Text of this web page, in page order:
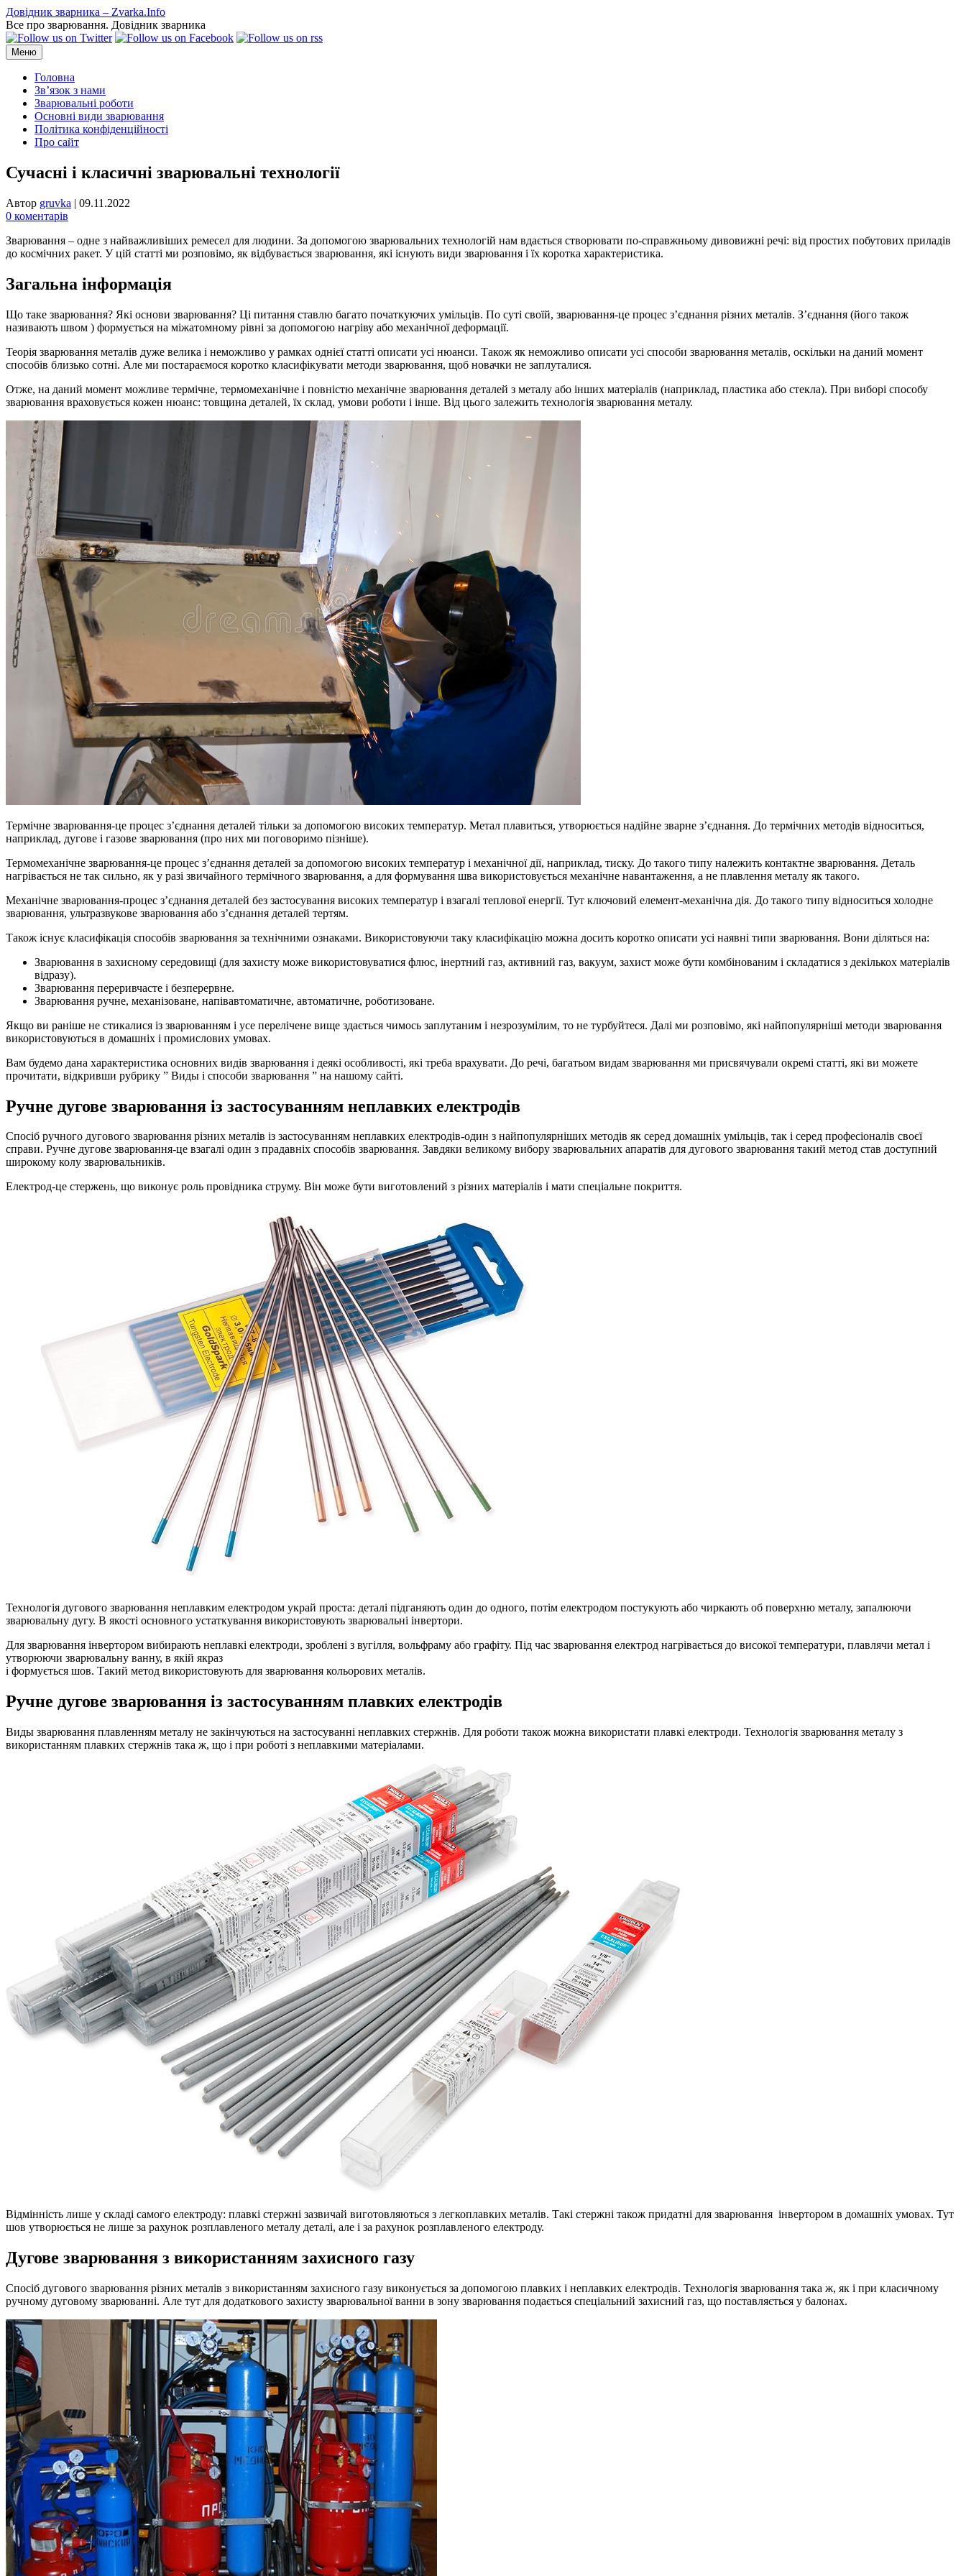
Перейти
до
вмісту
Довідник зварника – Zvarka.Info
Все про зварювання. Довідник зварника
Меню
Головна
Зв’язок з нами
Зварювальні роботи
Основні види зварювання
Політика конфіденційності
Про сайт
Сучасні і класичні зварювальні технології
Автор gruvka | 09.11.2022
0 коментарів
Зварювання – одне з найважливіших ремесел для людини. За допомогою зварювальних технологій нам вдається створювати по-справжньому дивовижні речі: від простих побутових приладів
до космічних ракет. У цій статті ми розповімо, як відбувається зварювання, які існують види зварювання і їх коротка характеристика.
Загальна інформація
Що таке зварювання? Які основи зварювання? Ці питання ставлю багато початкуючих умільців. По суті своїй, зварювання-це процес з’єднання різних металів. З’єднання (його також
називають швом ) формується на міжатомному рівні за допомогою нагріву або механічної деформації.
Теорія зварювання металів дуже велика і неможливо у рамках однієї статті описати усі нюанси. Також як неможливо описати усі способи зварювання металів, оскільки на даний момент
способів близько сотні. Але ми постараємося коротко класифікувати методи зварювання, щоб новачки не заплуталися.
Отже, на даний момент можливе термічне, термомеханічне і повністю механічне зварювання деталей з металу або інших матеріалів (наприклад, пластика або стекла). При виборі способу
зварювання враховується кожен нюанс: товщина деталей, їх склад, умови роботи і інше. Від цього залежить технологія зварювання металу.
Термічне зварювання-це процес з’єднання деталей тільки за допомогою високих температур. Метал плавиться, утворюється надійне зварне з’єднання. До термічних методів відноситься,
наприклад, дугове і газове зварювання (про них ми поговоримо пізніше).
Термомеханічне зварювання-це процес з’єднання деталей за допомогою високих температур і механічної дії, наприклад, тиску. До такого типу належить контактне зварювання. Деталь
нагрівається не так сильно, як у разі звичайного термічного зварювання, а для формування шва використовується механічне навантаження, а не плавлення металу як такого.
Механічне зварювання-процес з’єднання деталей без застосування високих температур і взагалі теплової енергії. Тут ключовий елемент-механічна дія. До такого типу відноситься холодне
зварювання, ультразвукове зварювання або з’єднання деталей тертям.
Також існує класифікація способів зварювання за технічними ознаками. Використовуючи таку класифікацію можна досить коротко описати усі наявні типи зварювання. Вони діляться на:
Зварювання в захисному середовищі (для захисту може використовуватися флюс, інертний газ, активний газ, вакуум, захист може бути комбінованим і складатися з декількох матеріалів
відразу).
Зварювання переривчасте і безперервне.
Зварювання ручне, механізоване, напівавтоматичне, автоматичне, роботизоване.
Якщо ви раніше не стикалися із зварюванням і усе перелічене вище здається чимось заплутаним і незрозумілим, то не турбуйтеся. Далі ми розповімо, які найпопулярніші методи зварювання
використовуються в домашніх і промислових умовах.
Вам будемо дана характеристика основних видів зварювання і деякі особливості, які треба врахувати. До речі, багатьом видам зварювання ми присвячували окремі статті, які ви можете
прочитати, відкривши рубрику ” Виды і способи зварювання ” на нашому сайті.
Ручне дугове зварювання із застосуванням неплавких електродів
Спосіб ручного дугового зварювання різних металів із застосуванням неплавких електродів-один з найпопулярніших методів як серед домашніх умільців, так і серед професіоналів своєї
справи. Ручне дугове зварювання-це взагалі один з прадавніх способів зварювання. Завдяки великому вибору зварювальних апаратів для дугового зварювання такий метод став доступний
широкому колу зварювальників.
Електрод-це стержень, що виконує роль провідника струму. Він може бути виготовлений з різних матеріалів і мати спеціальне покриття.
Технологія дугового зварювання неплавким електродом украй проста: деталі підганяють один до одного, потім електродом постукують або чиркають об поверхню металу, запалюючи
зварювальну дугу. В якості основного устаткування використовують зварювальні інвертори.
Для зварювання інвертором вибирають неплавкі електроди, зроблені з вугілля, вольфраму або графіту. Під час зварювання електрод нагрівається до високої температури, плавлячи метал і
утворюючи зварювальну ванну, в якій якраз
і формується шов. Такий метод використовують для зварювання кольорових металів.
Ручне дугове зварювання із застосуванням плавких електродів
Виды зварювання плавленням металу не закінчуються на застосуванні неплавких стержнів. Для роботи також можна використати плавкі електроди. Технологія зварювання металу з
використанням плавких стержнів така ж, що і при роботі з неплавкими матеріалами.
Відмінність лише у складі самого електроду: плавкі стержні зазвичай виготовляються з легкоплавких металів. Такі стержні також придатні для зварювання інвертором в домашніх умовах. Тут
шов утворюється не лише за рахунок розплавленого металу деталі, але і за рахунок розплавленого електроду.
Дугове зварювання з використанням захисного газу
Спосіб дугового зварювання різних металів з використанням захисного газу виконується за допомогою плавких і неплавких електродів. Технологія зварювання така ж, як і при класичному
ручному дуговому зварюванні. Але тут для додаткового захисту зварювальної ванни в зону зварювання подається спеціальний захисний газ, що поставляється у балонах.